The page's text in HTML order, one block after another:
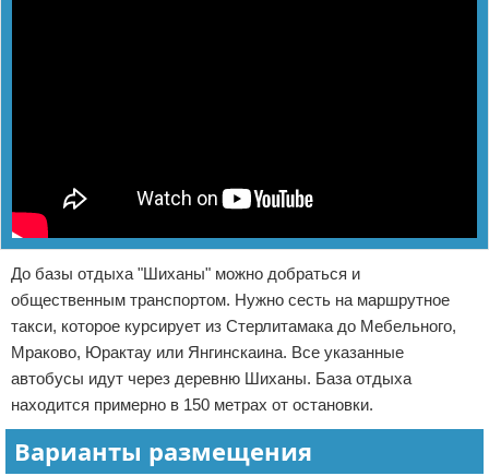
До базы отдыха "Шиханы" можно добраться и
общественным транспортом. Нужно сесть на маршрутное
такси, которое курсирует из Стерлитамака до Мебельного,
Мраково, Юрактау или Янгинскаина. Все указанные
автобусы идут через деревню Шиханы. База отдыха
находится примерно в 150 метрах от остановки.
Варианты размещения